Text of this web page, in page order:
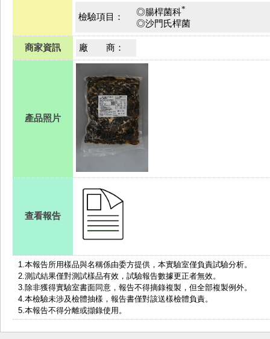
檢驗項目： ◎腸桿菌科*
◎沙門氏桿菌
商家資訊 廠 商：
產品照片
查看報告
1.本報告所用樣品與名稱係由委方提供，本實驗室僅負責試驗分析。
2.測試結果僅對測試樣品有效，試驗報告數據更正者無效。
3.除非獲得實驗室書面同意，報告不得摘錄複製，但全部複製例外。
4.本檢驗未涉及檢體抽樣，報告書僅對該送樣檢體負責。
5.本報告不得分離或擷錄使用。